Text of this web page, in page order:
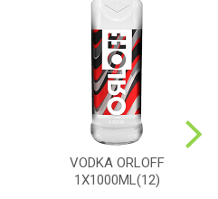
VODKA ORLOFF
1X1000ML(12)